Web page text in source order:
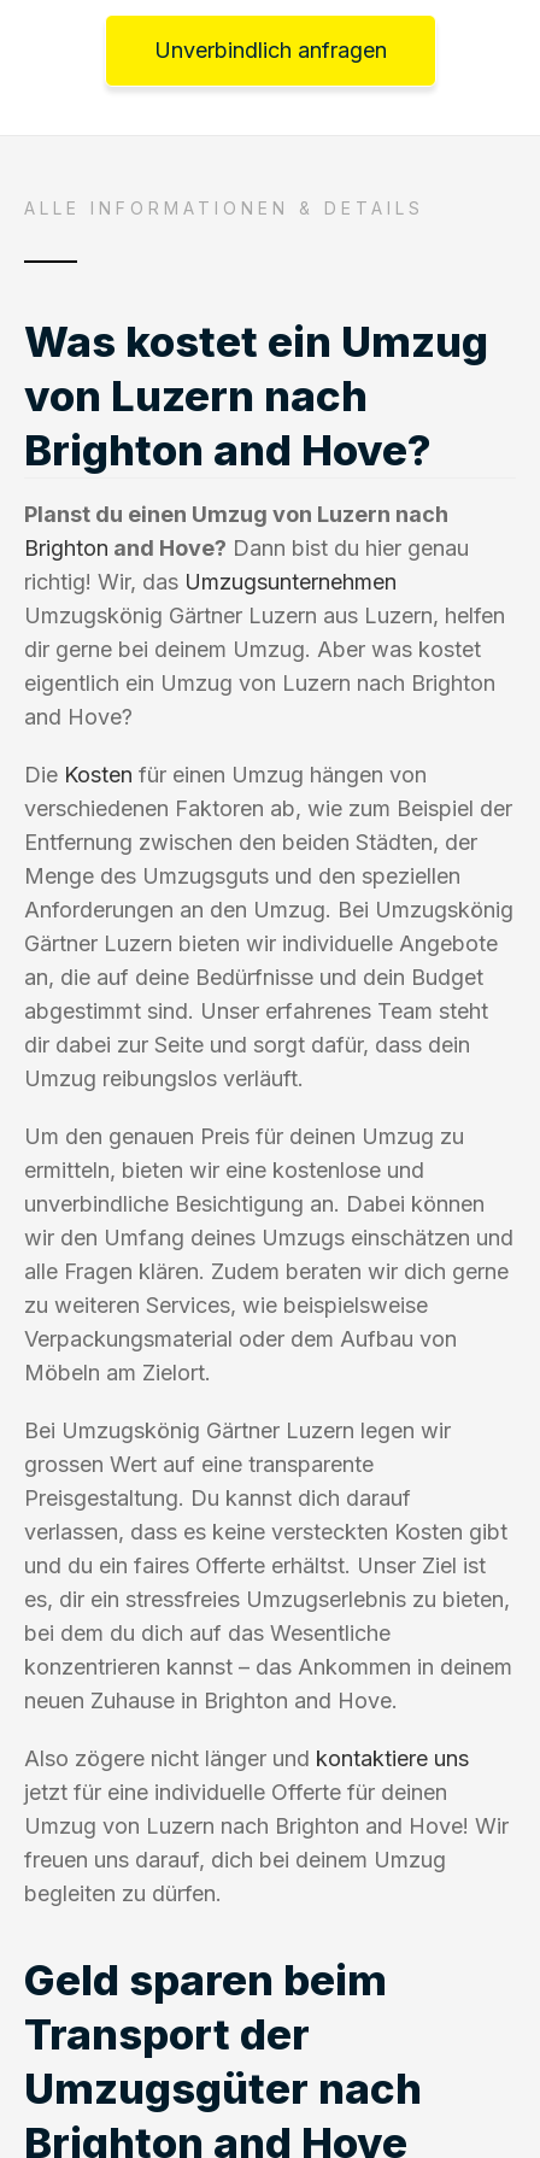
Unverbindlich anfragen
ALLE INFORMATIONEN & DETAILS
Was kostet ein Umzug
von Luzern nach
Brighton and Hove?
Planst du einen Umzug von Luzern nach
Brighton and Hove? Dann bist du hier genau
richtig! Wir, das Umzugsunternehmen
Umzugskönig Gärtner Luzern aus Luzern, helfen
dir gerne bei deinem Umzug. Aber was kostet
eigentlich ein Umzug von Luzern nach Brighton
and Hove?
Die Kosten für einen Umzug hängen von
verschiedenen Faktoren ab, wie zum Beispiel der
Entfernung zwischen den beiden Städten, der
Menge des Umzugsguts und den speziellen
Anforderungen an den Umzug. Bei Umzugskönig
Gärtner Luzern bieten wir individuelle Angebote
an, die auf deine Bedürfnisse und dein Budget
abgestimmt sind. Unser erfahrenes Team steht
dir dabei zur Seite und sorgt dafür, dass dein
Umzug reibungslos verläuft.
Um den genauen Preis für deinen Umzug zu
ermitteln, bieten wir eine kostenlose und
unverbindliche Besichtigung an. Dabei können
wir den Umfang deines Umzugs einschätzen und
alle Fragen klären. Zudem beraten wir dich gerne
zu weiteren Services, wie beispielsweise
Verpackungsmaterial oder dem Aufbau von
Möbeln am Zielort.
Bei Umzugskönig Gärtner Luzern legen wir
grossen Wert auf eine transparente
Preisgestaltung. Du kannst dich darauf
verlassen, dass es keine versteckten Kosten gibt
und du ein faires Offerte erhältst. Unser Ziel ist
es, dir ein stressfreies Umzugserlebnis zu bieten,
bei dem du dich auf das Wesentliche
konzentrieren kannst – das Ankommen in deinem
neuen Zuhause in Brighton and Hove.
Also zögere nicht länger und kontaktiere uns
jetzt für eine individuelle Offerte für deinen
Umzug von Luzern nach Brighton and Hove! Wir
freuen uns darauf, dich bei deinem Umzug
begleiten zu dürfen.
Geld sparen beim
Transport der
Umzugsgüter nach
Brighton and Hove